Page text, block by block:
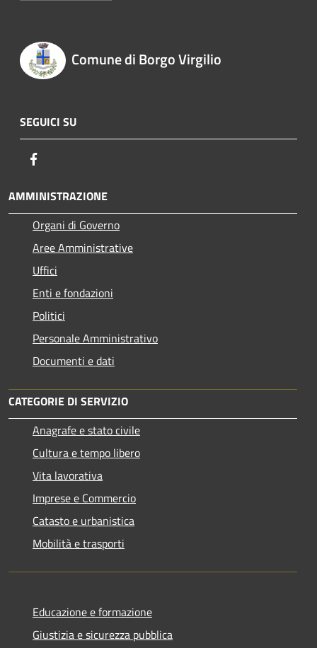
Comune di Borgo Virgilio
SEGUICI SU
AMMINISTRAZIONE
Organi di Governo
Aree Amministrative
Uffici
Enti e fondazioni
Politici
Personale Amministrativo
Documenti e dati
CATEGORIE DI SERVIZIO
Anagrafe e stato civile
Cultura e tempo libero
Vita lavorativa
Imprese e Commercio
Catasto e urbanistica
Mobilità e trasporti
Educazione e formazione
Giustizia e sicurezza pubblica